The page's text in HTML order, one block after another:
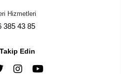
Hizmetleri
385 43 85
Edin